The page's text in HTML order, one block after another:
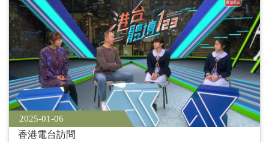
2025-01-06
香港電台訪問